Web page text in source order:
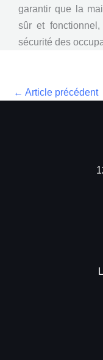
garantir que la
sûr et
sécurité des
← Article précédent